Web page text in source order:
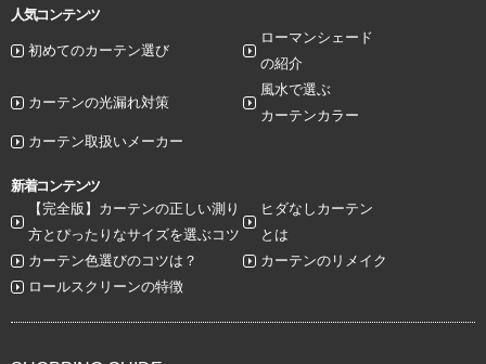
人気コンテンツ
初めてのカーテン選び
ローマンシェード
の紹介
カーテンの光漏れ対策
風水で選ぶ
カーテンカラー
カーテン取扱いメーカー
新着コンテンツ
【完全版】カーテンの正しい測り
方とぴったりなサイズを選ぶコツ
ヒダなしカーテン
とは
カーテン色選びのコツは？
カーテンのリメイク
ロールスクリーンの特徴